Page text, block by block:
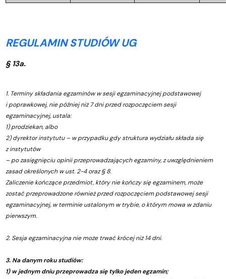
REGULAMIN STUDIÓW UG
§ 13a.
1. Terminy składania egzaminów w sesji egzaminacyjnej podstawowej
i poprawkowej, nie później niż 7 dni przed rozpoczęciem sesji
egzaminacyjnej, ustala:
1) prodziekan, albo
2) dyrektor instytutu – w przypadku gdy struktura wydziału składa się
z instytutów
– po zasięgnięciu opinii przeprowadzających egzaminy, z uwzględnieniem
zasad określonych w ust. 2-4 oraz § 8.
Zaliczenie kończące przedmiot, który nie kończy się egzaminem, może
zostać przeprowadzone również przed rozpoczęciem podstawowej sesji
egzaminacyjnej, w terminie ustalonym w trybie, o którym mowa w zdaniu
pierwszym.
2. Sesja egzaminacyjna nie może trwać krócej niż 14 dni.
3. Na danym roku studiów:
1) w jednym dniu przeprowadza się tylko jeden egzamin;